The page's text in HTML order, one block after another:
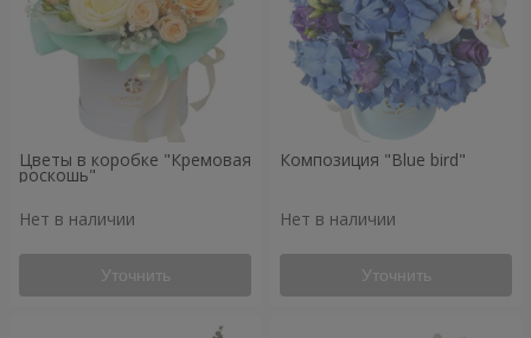
Цветы в коробке "Кремовая
роскошь"
Нет в наличии
Уточнить
Композиция "Blue bird"
Нет в наличии
Уточнить